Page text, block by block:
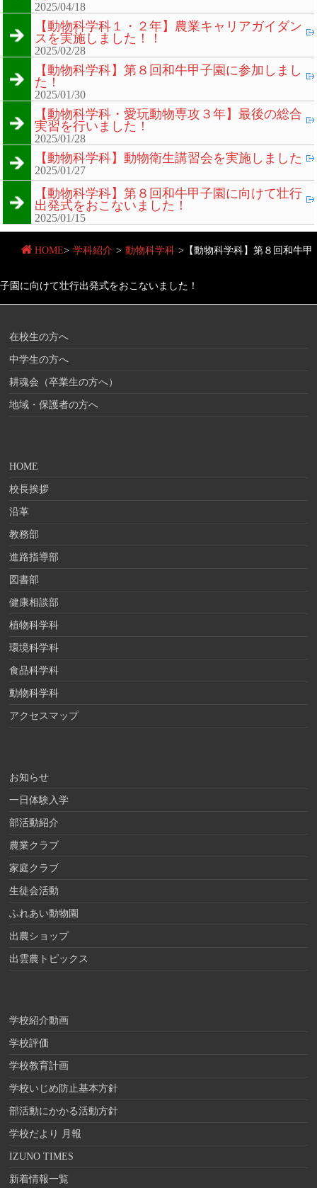
2025/04/18
【動物科学科１・２年】農業キャリアガイダン
スを実施しました！！
2025/02/28
【動物科学科】第８回和牛甲子園に参加しまし
た！
2025/01/30
【動物科学科・愛玩動物専攻３年】最後の総合
実習を行いました！
2025/01/28
【動物科学科】動物衛生講習会を実施しました
2025/01/27
【動物科学科】第８回和牛甲子園に向けて壮行
出発式をおこないました！
2025/01/15
HOME> 学科紹介 > 動物科学科 > 【動物科学科】第８回和牛甲
子園に向けて壮行出発式をおこないました！
在校生の方へ
中学生の方へ
耕魂会（卒業生の方へ）
地域・保護者の方へ
HOME
校長挨拶
沿革
教務部
進路指導部
図書部
健康相談部
植物科学科
環境科学科
食品科学科
動物科学科
アクセスマップ
お知らせ
一日体験入学
部活動紹介
農業クラブ
家庭クラブ
生徒会活動
ふれあい動物園
出農ショップ
出雲農トピックス
学校紹介動画
学校評価
学校教育計画
学校いじめ防止基本方針
部活動にかかる活動方針
学校だより 月報
IZUNO TIMES
新着情報一覧